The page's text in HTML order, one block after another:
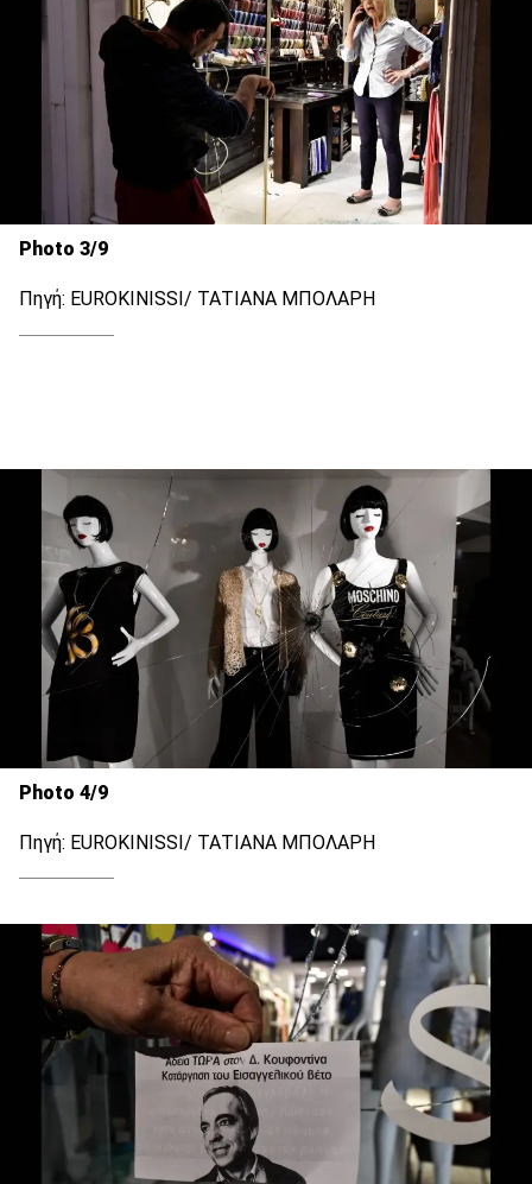
Photo 3/9
Πηγή: EUROKINISSI/ ΤΑΤΙΑΝΑ ΜΠΟΛΑΡΗ
Photo 4/9
Πηγή: EUROKINISSI/ ΤΑΤΙΑΝΑ ΜΠΟΛΑΡΗ